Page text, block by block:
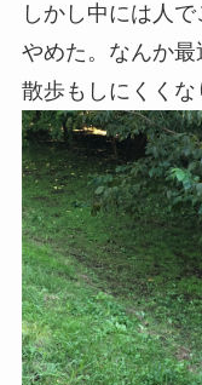
しかし中には人
やめた。なんか
散歩もしにくく